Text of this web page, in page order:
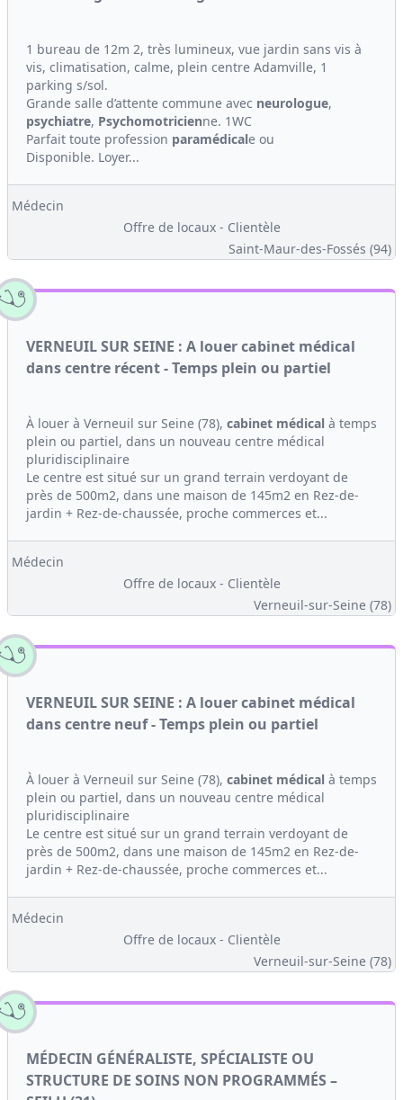
1 bureau de 12m 2, très lumineux, vue jardin sans vis à
vis, climatisation, calme, plein centre Adamville, 1
parking s/sol.
Grande salle d’attente commune avec neurologue,
psychiatre, Psychomotricienne. 1WC
Parfait toute profession paramédicale ou
Disponible. Loyer...
Médecin
Offre de locaux - Clientèle
Saint-Maur-des-Fossés (94)
VERNEUIL SUR SEINE : A louer cabinet médical
dans centre récent - Temps plein ou partiel
À louer à Verneuil sur Seine (78), cabinet médical à temps
plein ou partiel, dans un nouveau centre médical
pluridisciplinaire
Le centre est situé sur un grand terrain verdoyant de
près de 500m2, dans une maison de 145m2 en Rez-de-
jardin + Rez-de-chaussée, proche commerces et...
Médecin
Offre de locaux - Clientèle
Verneuil-sur-Seine (78)
VERNEUIL SUR SEINE : A louer cabinet médical
dans centre neuf - Temps plein ou partiel
À louer à Verneuil sur Seine (78), cabinet médical à temps
plein ou partiel, dans un nouveau centre médical
pluridisciplinaire
Le centre est situé sur un grand terrain verdoyant de
près de 500m2, dans une maison de 145m2 en Rez-de-
jardin + Rez-de-chaussée, proche commerces et...
Médecin
Offre de locaux - Clientèle
Verneuil-sur-Seine (78)
MÉDECIN GÉNÉRALISTE, SPÉCIALISTE OU
STRUCTURE DE SOINS NON PROGRAMMÉS –